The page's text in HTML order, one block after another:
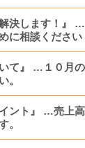
決します！』
に相談ください
て』 …１０月
。
ント』 …売上
。